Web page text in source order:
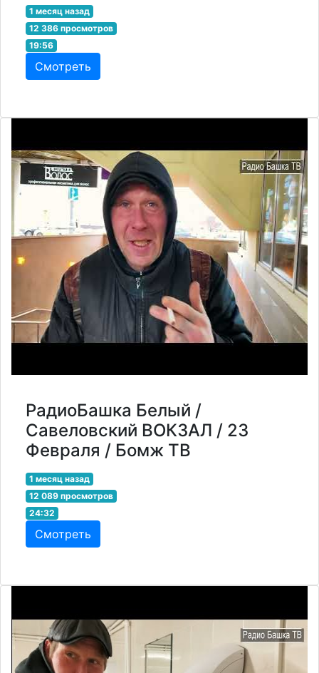
1 месяц назад
12 386 просмотров
19:56
Смотреть
РадиоБашка Белый /
Савеловский ВОКЗАЛ / 23
Февраля / Бомж ТВ
1 месяц назад
12 089 просмотров
24:32
Смотреть